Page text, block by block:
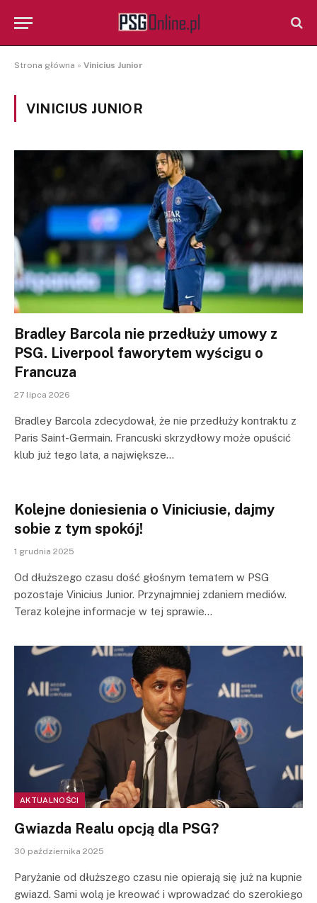
Strona główna » Vinicius Junior
VINICIUS JUNIOR
Bradley Barcola nie przedłuży umowy z
PSG. Liverpool faworytem wyścigu o
Francuza
27 lipca 2026
Bradley Barcola zdecydował, że nie przedłuży kontraktu z
Paris Saint-Germain. Francuski skrzydłowy może opuścić
klub już tego lata, a największe…
Kolejne doniesienia o Viniciusie, dajmy
sobie z tym spokój!
1 grudnia 2025
Od dłuższego czasu dość głośnym tematem w PSG
pozostaje Vinicius Junior. Przynajmniej zdaniem mediów.
Teraz kolejne informacje w tej sprawie…
AKTUALNOŚCI
Gwiazda Realu opcją dla PSG?
30 października 2025
Paryżanie od dłuższego czasu nie opierają się już na kupnie
gwiazd. Sami wolą je kreować i wprowadzać do szerokiego